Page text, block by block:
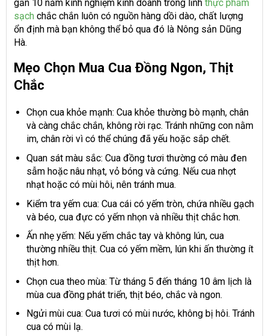
gần 10 năm kinh nghiệm kinh doanh trong lĩnh thực phẩm
sạch chắc chắn luôn có nguồn hàng dồi dào, chất lượng
ổn định mà bạn không thể bỏ qua đó là Nông sản Dũng
Hà.
Mẹo Chọn Mua Cua Đồng Ngon, Thịt
Chắc
Chọn cua khỏe mạnh: Cua khỏe thường bò mạnh, chân
và càng chắc chắn, không rời rạc. Tránh những con nằm
im, chân rời vì có thể chúng đã yếu hoặc sắp chết.
Quan sát màu sắc: Cua đồng tươi thường có màu đen
sẫm hoặc nâu nhạt, vỏ bóng và cứng. Nếu cua nhợt
nhạt hoặc có mùi hôi, nên tránh mua.
Kiểm tra yếm cua: Cua cái có yếm tròn, chứa nhiều gạch
và béo, cua đực có yếm nhọn và nhiều thịt chắc hơn.
Ấn nhẹ yếm: Nếu yếm chắc tay và không lún, cua
thường nhiều thịt. Cua có yếm mềm, lún khi ấn thường ít
thịt hơn.
Chọn cua theo mùa: Từ tháng 5 đến tháng 10 âm lịch là
mùa cua đồng phát triển, thịt béo, chắc và ngon.
Ngửi mùi cua: Cua tươi có mùi nước, không bị hôi. Tránh
cua có mùi lạ.